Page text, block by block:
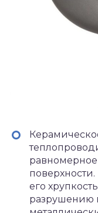
его
разрушению